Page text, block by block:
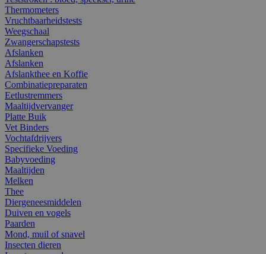
Thermometers
Vruchtbaarheidstests
Weegschaal
Zwangerschapstests
Afslanken
Afslanken
Afslankthee en Koffie
Combinatiepreparaten
Eetlustremmers
Maaltijdvervanger
Platte Buik
Vet Binders
Vochtafdrijvers
Specifieke Voeding
Babyvoeding
Maaltijden
Melken
Thee
Diergeneesmiddelen
Duiven en vogels
Paarden
Mond, muil of snavel
Insecten dieren